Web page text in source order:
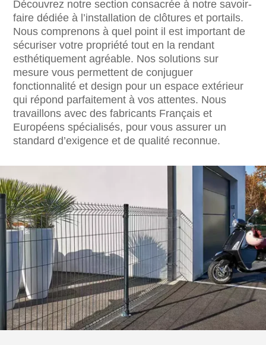
Découvrez notre section consacrée à notre savoir-
faire dédiée à l’installation de clôtures et portails.
Nous comprenons à quel point il est important de
sécuriser votre propriété tout en la rendant
esthétiquement agréable. Nos solutions sur
mesure vous permettent de conjuguer
fonctionnalité et design pour un espace extérieur
qui répond parfaitement à vos attentes. Nous
travaillons avec des fabricants Français et
Européens spécialisés, pour vous assurer un
standard d’exigence et de qualité reconnue.